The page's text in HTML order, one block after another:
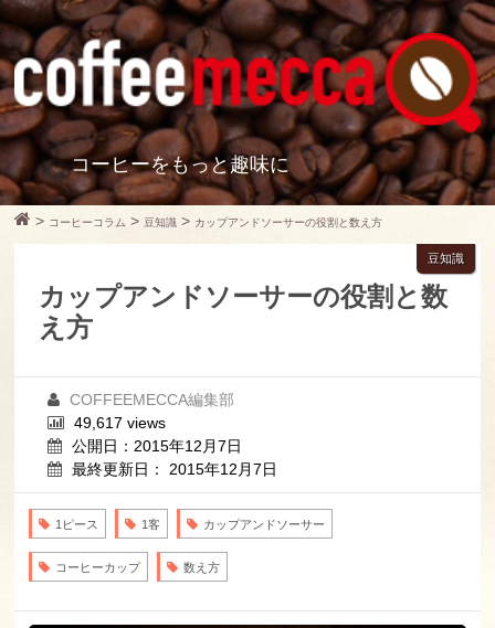
コーヒーをもっと趣味に
> コーヒーコラム >豆知識 > カップアンドソーサーの役割と数え方
カップアンドソーサーの役割と数
え方
豆知識
COFFEEMECCA編集部
49,617 views
公開日：2015年12月7日
最終更新日： 2015年12月7日
1ピース 1客 カップアンドソーサー
コーヒーカップ 数え方